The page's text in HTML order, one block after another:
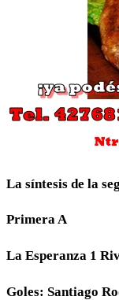
La síntesis de la
Primera A
La Esperanza 1
Goles: Santiago